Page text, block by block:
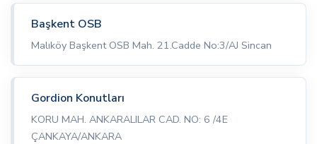
Başkent OSB
Malıköy Başkent OSB Mah. 21.Cadde No:3/AJ Sincan
Gordion Konutları
KORU MAH. ANKARALILAR CAD. NO: 6 /4E
ÇANKAYA/ANKARA